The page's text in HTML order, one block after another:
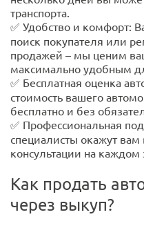
транспорта.
✅ Удобство и комфорт:
поиск покупателя или
продажей – мы ценим
максимально удобным
✅ Бесплатная оценка
стоимость вашего
бесплатно и без
✅ Профессиональная
специалисты окажут
консультации на каждом
Как продать
через выкуп?